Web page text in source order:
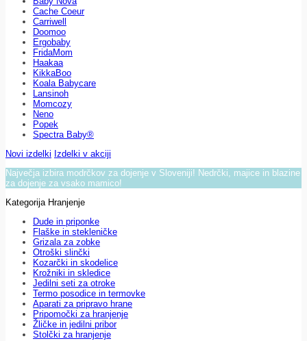
Cache Coeur
Carriwell
Doomoo
Ergobaby
FridaMom
Haakaa
KikkaBoo
Koala Babycare
Lansinoh
Momcozy
Neno
Popek
Spectra Baby®
Novi izdelki Izdelki v akciji
Največja izbira modrčkov za dojenje v Sloveniji! Nedrčki, majice in blazine
za dojenje za vsako mamico!
Kategorija Hranjenje
Dude in priponke
Flaške in stekleničke
Grizala za zobke
Otroški slinčki
Kozarčki in skodelice
Krožniki in skledice
Jedilni seti za otroke
Termo posodice in termovke
Aparati za pripravo hrane
Pripomočki za hranjenje
Žličke in jedilni pribor
Stolčki za hranjenje